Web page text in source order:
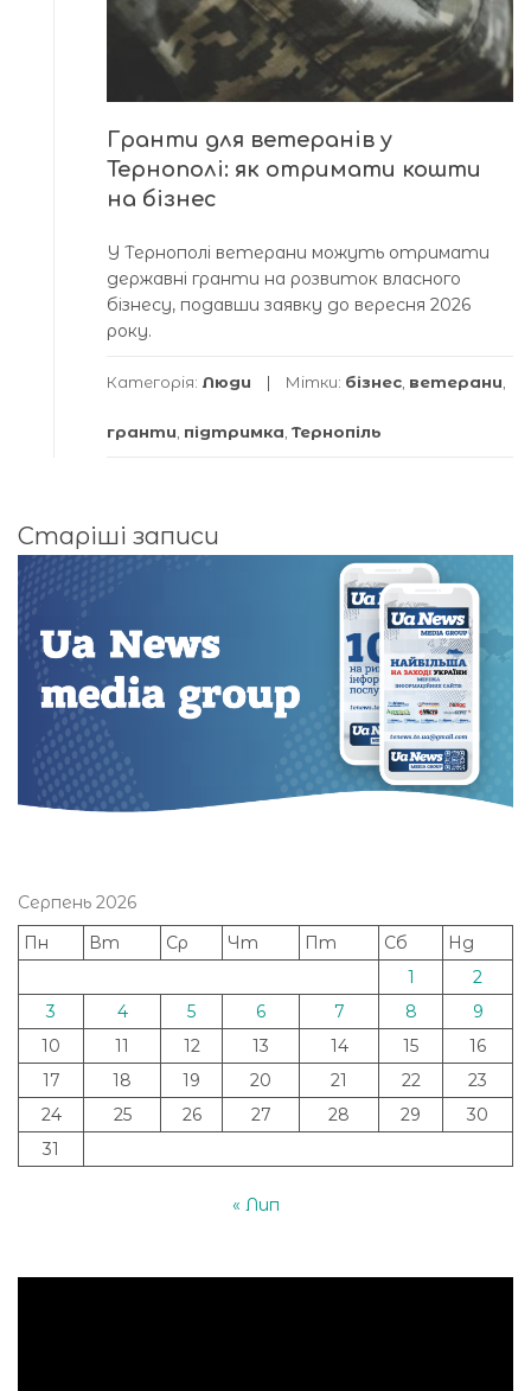
Гранти для ветеранів у
Тернополі: як отримати кошти
на бізнес
У Тернополі ветерани можуть отримати
державні гранти на розвиток власного
бізнесу, подавши заявку до вересня 2026
року.
Категорія: Люди Мітки: бізнес ветерани
гранти підтримка Тернопіль
Навігація
за
Старіші записи
Серпень 2026
Пн
Вт Ср Чт Пт Сб
Нд
1
2
3
4 5 6 7 8
9
10
11 12 13 14 15
16
17
18 19 20 21 22
23
24
25 26 27 28 29
30
31
« Лип